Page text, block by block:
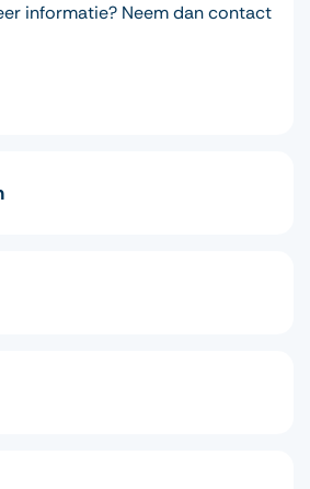
informatie? Neem dan contact